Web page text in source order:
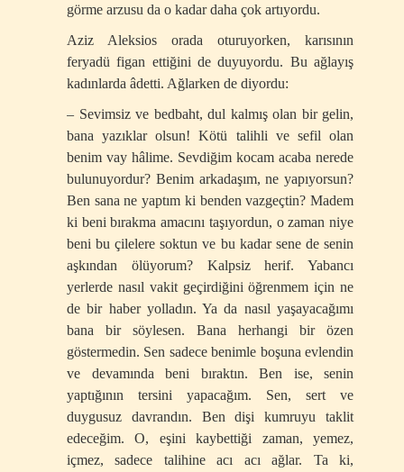
görme arzusu da o kadar daha çok artıyordu.
Aziz Aleksios orada oturuyorken, karısının
feryadü figan ettiğini de duyuyordu. Bu ağlayış
kadınlarda âdetti. Ağlarken de diyordu:
– Sevimsiz ve bedbaht, dul kalmış olan bir gelin,
bana yazıklar olsun! Kötü talihli ve sefil olan
benim vay hâlime. Sevdiğim kocam acaba nerede
bulunuyordur? Benim arkadaşım, ne yapıyorsun?
Ben sana ne yaptım ki benden vazgeçtin? Madem
ki beni bırakma amacını taşıyordun, o zaman niye
beni bu çilelere soktun ve bu kadar sene de senin
aşkından ölüyorum? Kalpsiz herif. Yabancı
yerlerde nasıl vakit geçirdiğini öğrenmem için ne
de bir haber yolladın. Ya da nasıl yaşayacağımı
bana bir söylesen. Bana herhangi bir özen
göstermedin. Sen sadece benimle boşuna evlendin
ve devamında beni bıraktın. Ben ise, senin
yaptığının tersini yapacağım. Sen, sert ve
duygusuz davrandın. Ben dişi kumruyu taklit
edeceğim. O, eşini kaybettiği zaman, yemez,
içmez, sadece talihine acı acı ağlar. Ta ki,